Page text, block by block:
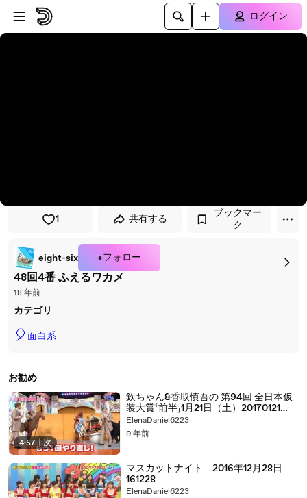
プレイヤーにスキップ
メインコンテンツにスキップ
ログイン
1 共有する
ブックマー
ク
eight-six +フォロー
48回4番 ふえるワカメ
18 年前
カテゴリ
🎈面白系
お勧め
4:57 | 次
欽ちゃん&香取慎吾の 第94回 全日本仮
装大賞「前半」1月21日（土）20170121
part 2/2
ElenaDaniel6223
9 年前
マスカットナイト 2016年12月28日
161228
ElenaDaniel6223